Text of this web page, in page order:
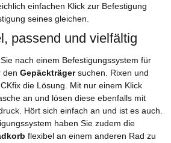
einfachen Klick zur Befestigung
seines gleichen.
passend und vielfältig
nach einem Befestigungssystem für
Gepäckträgersuchen. Rixen und
die Lösung. Mit nur einem Klick
an und lösen diese ebenfalls mit
Hört sich einfach an und ist es auch.
haben Sie zudem die
flexibel an einem anderen Rad zu